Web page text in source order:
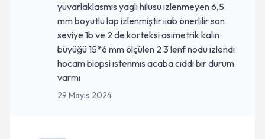
yuvarlaklasmıs yaglı hilusu izlenmeyen 6,5
mm boyutlu lap izlenmiştir iiab önerlilir son
seviye 1b ve 2 de korteksi asimetrik kalın
büyüğü 15*6 mm ölçülen 2 3 lenf nodu ızlendı
hocam biopsi ıstenmıs acaba cıddı bır durum
varmı
29 Mayıs 2024